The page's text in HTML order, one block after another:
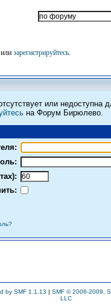
или зарегистрируйтесь.
или недоступна
на Форум Бирюлево.
by SMF 1.1.13 | SMF © 2006-2009,
LLC